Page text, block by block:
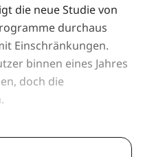
die neue Studie von
durchaus
Einschränkungen.
binnen eines Jahres
doch die